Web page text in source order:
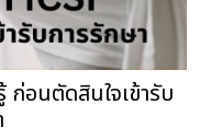
อนตัดสินใจเข้ารับ